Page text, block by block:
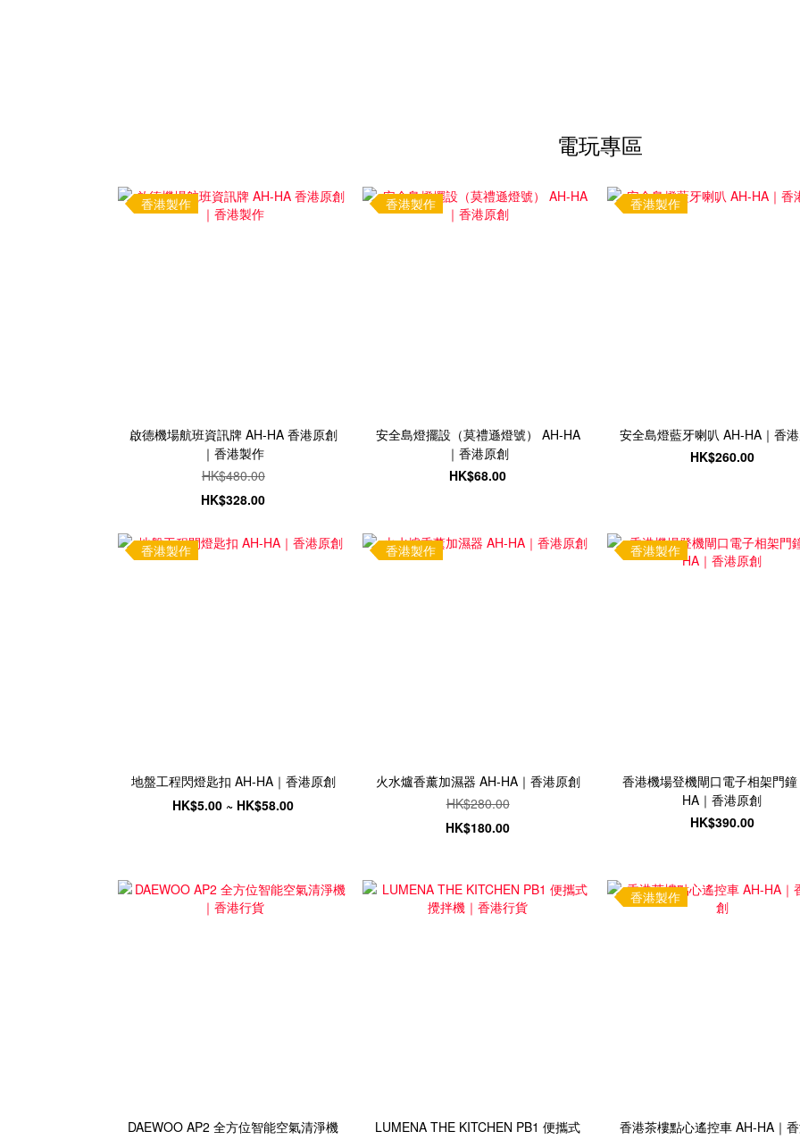
電玩專區
香港製作
啟德機場航班資訊牌 AH-HA 香港原創
｜香港製作
HK$480.00
HK$328.00
香港製作
安全島燈擺設（莫禮遜燈號） AH-HA
｜香港原創
HK$68.00
香港製作
安全島燈藍牙喇叭 AH-HA｜香
HK$260.00
香港製作
地盤工程閃燈匙扣 AH-HA｜香港原創
HK$5.00 ~ HK$58.00
香港製作
火水爐香薰加濕器 AH-HA｜香港原創
HK$280.00
HK$180.00
香港製作
香港機場登機閘口電子相架門
HA｜香港原創
HK$390.00
DAEWOO AP2 全方位智能空氣清淨機
LUMENA THE KITCHEN PB1 便攜式
香港製作
香港茶樓點心遙控車 AH-HA｜